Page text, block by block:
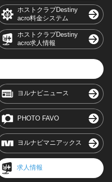
ホストクラブDestiny
acro料金システム
ホストクラブDestiny
acro求人情報
ヨルナビニュース
PHOTO FAVO
ヨルナビマニアックス
求人情報